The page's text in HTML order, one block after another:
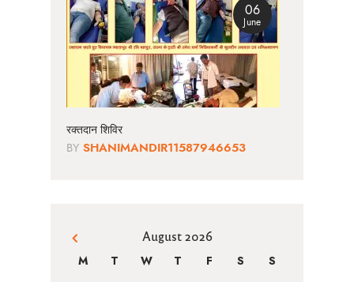
06
June
रक्तदान शिविर
BY SHANIMANDIR11587946653
August 2026
M T W T F S S
« Jun